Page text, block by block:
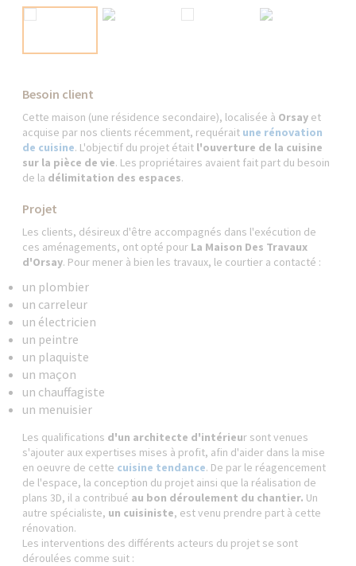
Besoin client
Cette maison (une résidence secondaire), localisée à Orsay et
acquise par nos clients récemment, requérait une rénovation
de cuisine. L'objectif du projet était l'ouverture de la cuisine
sur la pièce de vie. Les propriétaires avaient fait part du besoin
de la délimitation des espaces.
Projet
Les clients, désireux d'être accompagnés dans l'exécution de
ces aménagements, ont opté pour La Maison Des Travaux
d'Orsay. Pour mener à bien les travaux, le courtier a contacté :
un plombier
un carreleur
un électricien
un peintre
un plaquiste
un maçon
un chauffagiste
un menuisier
Les qualifications d'un architecte d'intérieur sont venues
s'ajouter aux expertises mises à profit, afin d'aider dans la mise
en oeuvre de cette cuisine tendance. De par le réagencement
de l'espace, la conception du projet ainsi que la réalisation de
plans 3D, il a contribué au bon déroulement du chantier. Un
autre spécialiste, un cuisiniste, est venu prendre part à cette
rénovation.
Les interventions des différents acteurs du projet se sont
déroulées comme suit :